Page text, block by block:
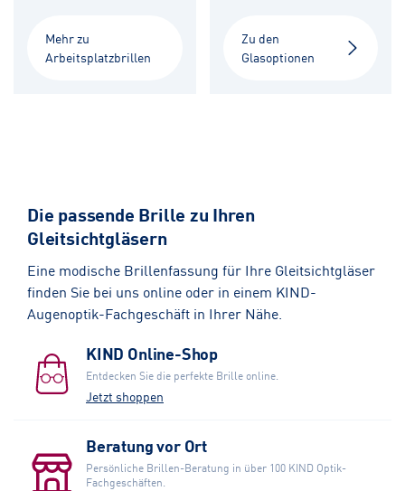
Mehr zu
Arbeitsplatzbrillen
Zu den
Glasoptionen
Die passende Brille zu Ihren
Gleitsichtgläsern
Eine modische Brillenfassung für Ihre Gleitsichtgläser
finden Sie bei uns online oder in einem KIND-
Augenoptik-Fachgeschäft in Ihrer Nähe.
KIND Online-Shop
Entdecken Sie die perfekte Brille online.
Jetzt shoppen
Beratung vor Ort
Persönliche Brillen-Beratung in über 100 KIND Optik-
Fachgeschäften.